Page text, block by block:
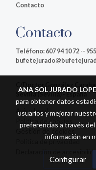
Contacto
Contacto
Teléfono:607 94 10 72--
Sevilla (Sevilla) - España
Aviso legal
Política de cookies
Gestión de cookies
Política de privacidad
Declaración de
ANA SOL JURADO
para obtener datos
usuarios y mejorar
preferencias a través
información en
Configurar